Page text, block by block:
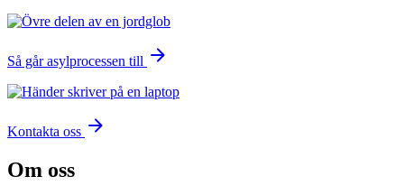
Så går asylprocessen till arrow_forward
Kontakta oss arrow_forward
Om oss